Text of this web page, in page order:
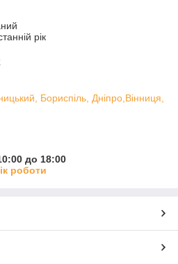
рік
Бориспіль, Дніпро,Вінниця,
до 18:00
роботи